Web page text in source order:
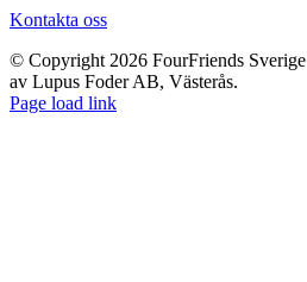
Kontakta oss
© Copyright 2026 FourFriends
av Lupus Foder AB, Västerås.
Page load link